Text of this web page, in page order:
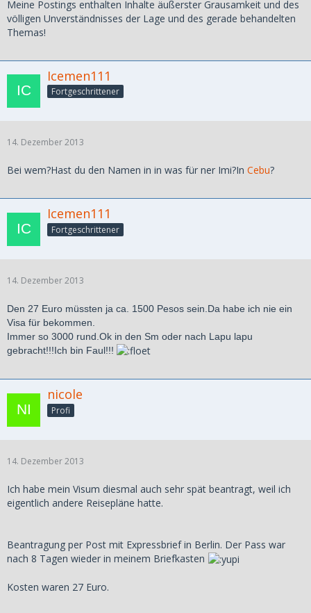
Meine Postings enthalten Inhalte äußerster Grausamkeit und des
völligen Unverständnisses der Lage und des gerade behandelten
Themas!
Icemen111
Fortgeschrittener
14. Dezember 2013
Bei wem?Hast du den Namen in in was für ner Imi?In Cebu?
Icemen111
Fortgeschrittener
14. Dezember 2013
Den 27 Euro müssten ja ca. 1500 Pesos sein.Da habe ich nie ein
Visa für bekommen.
Immer so 3000 rund.Ok in den Sm oder nach Lapu lapu
gebracht!!!Ich bin Faul!!!
nicole
Profi
14. Dezember 2013
Ich habe mein Visum diesmal auch sehr spät beantragt, weil ich
eigentlich andere Reisepläne hatte.
Beantragung per Post mit Expressbrief in Berlin. Der Pass war
nach 8 Tagen wieder in meinem Briefkasten
Kosten waren 27 Euro.